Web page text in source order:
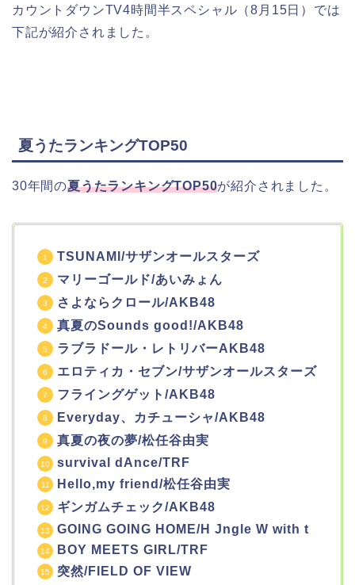
カウントダウンTV4時間半スペシャル（8月15日）では
下記が紹介されました。
夏うたランキングTOP50
30年間の夏うたランキングTOP50が紹介されました。
TSUNAMI/サザンオールスターズ
マリーゴールド/あいみょん
さよならクロール/AKB48
真夏のSounds good!/AKB48
ラブラドール・レトリバーAKB48
エロティカ・セブン/サザンオールスターズ
フライングゲット/AKB48
Everyday、カチューシャ/AKB48
真夏の夜の夢/松任谷由実
survival dAnce/TRF
Hello,my friend/松任谷由実
ギンガムチェック/AKB48
GOING GOING HOME/H Jngle W with t
BOY MEETS GIRL/TRF
突然/FIELD OF VIEW